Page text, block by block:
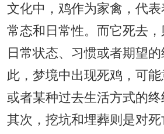
文化中，鸡作为家禽，代
常态和日常性。而它死去
日常状态、习惯或者期望
此，梦境中出现死鸡，可
或者某种过去生活方式的终
其次，挖坑和埋葬则是对